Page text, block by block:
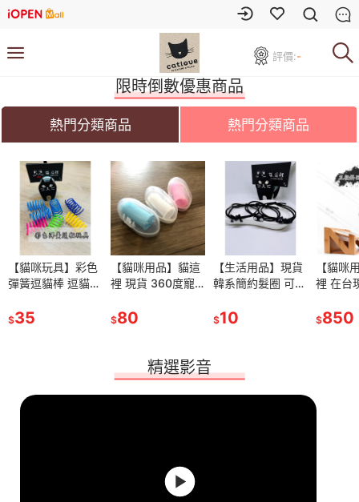
評價:-
限時倒數優惠商品
熱門分類商品 熱門分類商品
【貓咪玩具】彩色
彈簧逗貓棒 逗貓棒
貓咪彈簧 貓玩具
$35
【貓咪用品】貓這
裡 現貨 360度寵
物手指牙刷 矽膠牙
$80
【生活用品】現貨
韓系簡約髮圈 可愛
圈 可愛髮飾 綁頭
$10
【貓咪
裡 在台
碗 寵物
$850
】彩色
逗貓棒
玩具
【貓咪用品】貓這
裡 現貨 360度寵
物手指牙刷 矽膠牙
【生活用品】現貨
韓系簡約髮圈 可愛
圈 可愛髮飾 綁頭
【貓咪用品】貓這
裡 在台現貨 實木
碗 寵物餐桌 寵物
精選影音